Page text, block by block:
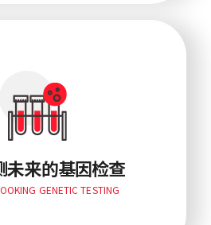
未来的基因检查
GENETIC TESTING